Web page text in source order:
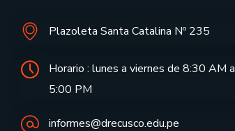
Plazoleta Santa Catalina Nº 235
Horario : lunes a viernes de 8:30 AM a
5:00 PM
informes@drecusco.edu.pe